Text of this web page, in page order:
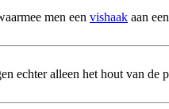
men een vishaak aan een
echter alleen het hout van de